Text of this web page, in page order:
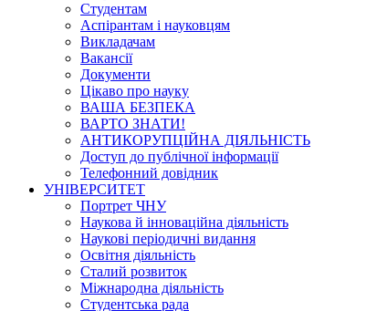
Студентам
Аспірантам і науковцям
Викладачам
Вакансії
Документи
Цікаво про науку
ВАША БЕЗПЕКА
ВАРТО ЗНАТИ!
АНТИКОРУПЦІЙНА ДІЯЛЬНІСТЬ
Доступ до публічної інформації
Телефонний довідник
УНІВЕРСИТЕТ
Портрет ЧНУ
Наукова й інноваційна діяльність
Наукові періодичні видання
Освітня діяльність
Сталий розвиток
Міжнародна діяльність
Студентська рада